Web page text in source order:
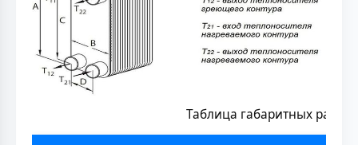
Таблица габаритных